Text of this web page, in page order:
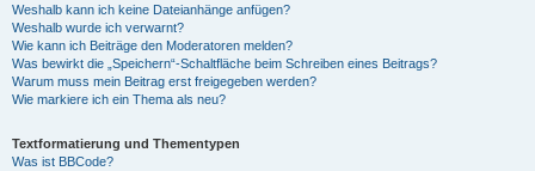
Weshalb kann ich keine Dateianhänge anfügen?
Weshalb wurde ich verwarnt?
Wie kann ich Beiträge den Moderatoren melden?
Was bewirkt die „Speichern“-Schaltfläche beim Schreiben eines Beitrags?
Warum muss mein Beitrag erst freigegeben werden?
Wie markiere ich ein Thema als neu?
Textformatierung und Thementypen
Was ist BBCode?